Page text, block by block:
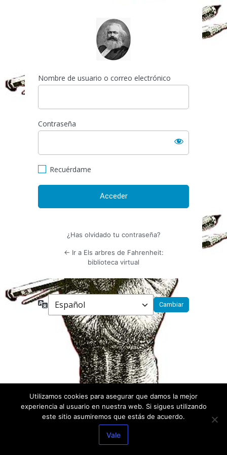
https://espai-marx.net/
Nombre de usuario o correo electrónico
Contraseña
Recuérdame
¿Has olvidado tu contraseña?
← Ir a Els arbres de Fahrenheit:
biblioteca virtual
Idioma
Utilizamos cookies para asegurar que damos la mejor
experiencia al usuario en nuestra web. Si sigues utilizando
este sitio asumiremos que estás de acuerdo.
Vale